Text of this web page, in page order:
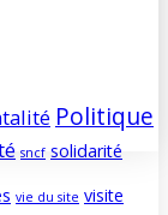
Politique
sncf solidarité
vie du site visite